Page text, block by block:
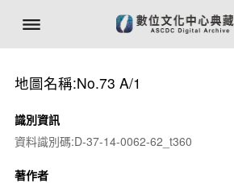
地圖名稱:No.73 A/1
識別資訊
資料識別碼:D-37-14-0062-62_t360
著作者